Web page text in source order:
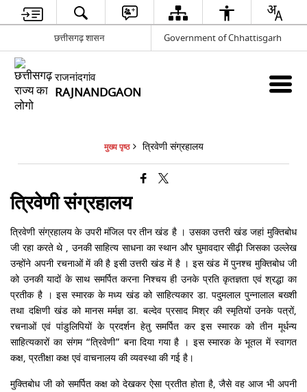
छत्तीसगढ़ शासन Government of Chhattisgarh
राजनांदगांव
RAJNANDGAON
मुख्य पृष्ठ त्रिवेणी संग्रहालय
त्रिवेणी संग्रहालय
त्रिवेणी संग्रहालय के उपरी मंजिल पर तीन खंड है । उसका उत्तरी खंड जहां मुक्तिबोध
जी रहा करते थे , उनकी साहित्य साधना का स्थान और घुमावदार सीढ़ी जिसका उल्लेख
उन्होंने अपनी रचनाओं में की है इसी उत्तरी खंड में है । इस खंड में पुनश्च मुक्तिबोध जी
को उनकी यादों के साथ समर्पित करना निश्चय ही उनके प्रति कृतज्ञता एवं श्रद्धा का
प्रतीक है । इस स्मारक के मध्य खंड को साहित्यकार डा. पदुमलाल पुन्नालाल बख्शी
तथा दक्षिणी खंड को मानस मर्मज्ञ डा. बल्देव प्रसाद मिश्र की स्मृतियों उनके पत्रों,
रचनाओं एवं पांडुलिपियों के प्रदर्शन हेतु समर्पित कर इस स्मारक को तीन मूर्धन्य
साहित्यकारों का संगम “त्रिवेणी” बना दिया गया है । इस स्मारक के भूतल में स्वागत
कक्ष, प्रतीक्षा कक्ष एवं वाचनालय की व्यवस्था की गई है।
मुक्तिबोध जी को समर्पित कक्ष को देखकर ऐसा प्रतीत होता है, जैसे वह आज भी अपनी